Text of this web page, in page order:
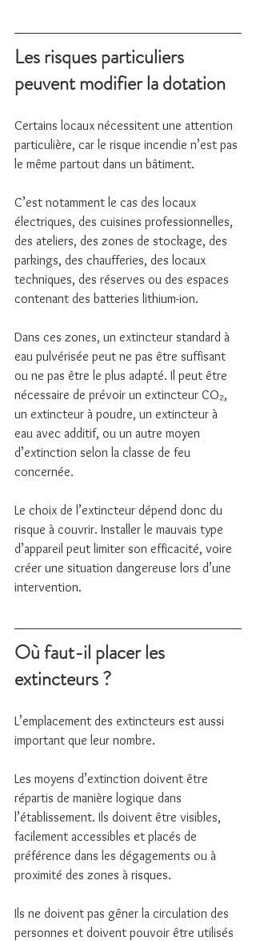
Les risques particuliers
peuvent modifier la dotation
Certains locaux nécessitent une attention
particulière, car le risque incendie n’est pas
le même partout dans un bâtiment.
C’est notamment le cas des locaux
électriques, des cuisines professionnelles,
des ateliers, des zones de stockage, des
parkings, des chaufferies, des locaux
techniques, des réserves ou des espaces
contenant des batteries lithium-ion.
Dans ces zones, un extincteur standard à
eau pulvérisée peut ne pas être suffisant
ou ne pas être le plus adapté. Il peut être
nécessaire de prévoir un extincteur CO₂,
un extincteur à poudre, un extincteur à
eau avec additif, ou un autre moyen
d’extinction selon la classe de feu
concernée.
Le choix de l’extincteur dépend donc du
risque à couvrir. Installer le mauvais type
d’appareil peut limiter son efficacité, voire
créer une situation dangereuse lors d’une
intervention.
Où faut-il placer les
extincteurs ?
L’emplacement des extincteurs est aussi
important que leur nombre.
Les moyens d’extinction doivent être
répartis de manière logique dans
l’établissement. Ils doivent être visibles,
facilement accessibles et placés de
préférence dans les dégagements ou à
proximité des zones à risques.
Ils ne doivent pas gêner la circulation des
personnes et doivent pouvoir être utilisés